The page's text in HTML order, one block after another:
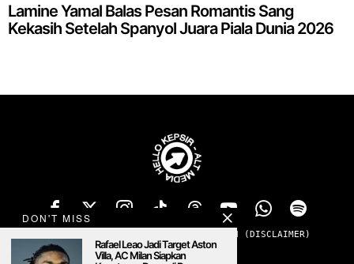
Lamine Yamal Balas Pesan Romantis Sang
Kekasih Setelah Spanyol Juara Piala Dunia 2026
SANGGAHAN (DISCLAIMER)
MENOLAK PADAM
DON'T MISS
Rafael Leao Jadi Target Aston
Villa, AC Milan Siapkan